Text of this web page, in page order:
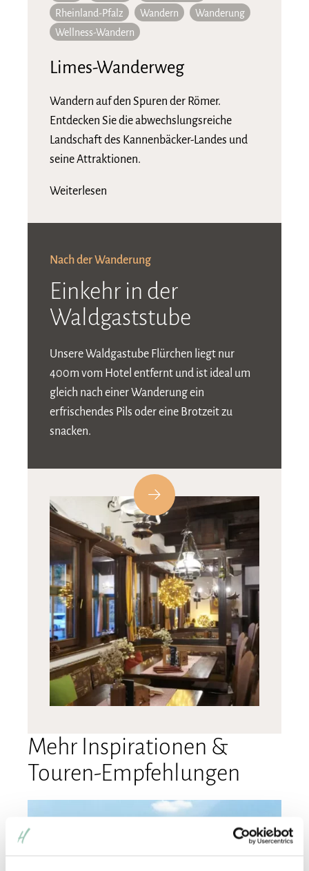
Rheinland-Pfalz
Wandern
Wanderung
Wellness-Wandern
Limes-Wanderweg
Wandern auf den Spuren der Römer.
Entdecken Sie die abwechslungsreiche
Landschaft des Kannenbäcker-Landes und
seine Attraktionen.
Weiterlesen
Nach der Wanderung
Einkehr in der
Waldgaststube
Unsere Waldgastube Flürchen liegt nur
400m vom Hotel entfernt und ist ideal um
gleich nach einer Wanderung ein
erfrischendes Pils oder eine Brotzeit zu
snacken.
Mehr Inspirationen &
Touren-Empfehlungen